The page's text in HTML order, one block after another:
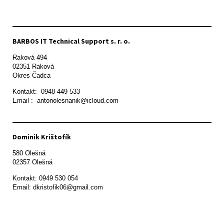
BARBOS IT Technical Support s. r. o.
Raková 494
02351 Raková
Okres Čadca
Kontakt:  0948 449 533
Email :  antonolesnanik@icloud.com
Dominik Krištofík
580 Olešná
Kontakt: 0949 530 054
Email: dkristofik06@gmail.com